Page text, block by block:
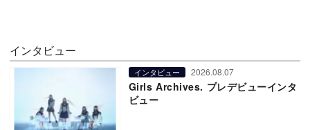
インタビュー
インタビュー 2026.08.07
Girls Archives. プレデビューインタ
ビュー